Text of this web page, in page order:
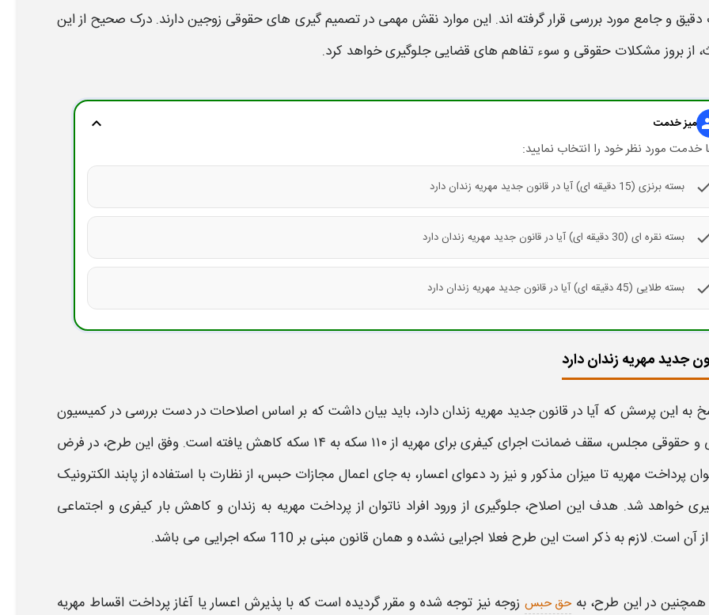
و جامع مورد بررسی قرار گرفته اند. این موارد نقش مهمی در تصمیم گیری های حقوقی زوجین دارند. درک صحیح از این
از بروز مشکلات حقوقی و سوء تفاهم های قضایی جلوگیری خواهد کرد.
میز خدمت expand_more
خدمت مورد نظر خود را انتخاب نمایید:
بسته برنزی (15 دقیقه ای) آیا در قانون جدید مهریه زندان دارد
بسته نقره ای (30 دقیقه ای) آیا در قانون جدید مهریه زندان دارد
بسته طلایی (45 دقیقه ای) آیا در قانون جدید مهریه زندان دارد
جدید مهریه زندان دارد
به این پرسش که آیا در قانون جدید مهریه زنداندارد، باید بیان داشت که بر اساس اصلاحات در دست بررسی در کمیسیون
و حقوقی مجلس، سقف ضمانت اجرای کیفری برای مهریه
از ۱۱۰ سکه به ۱۴ سکه کاهش یافته است. وفق این طرح، در فرض
پرداخت مهریهتا میزان مذکور و نیز رد دعوای اعسار، به جای اعمال مجازات حبس، از نظارت با استفاده از پابند الکترونیک
خواهد شد. هدف این اصلاح، جلوگیری از ورود افراد ناتوان از پرداخت مهریه به زندانو کاهش بار کیفری و اجتماعی
است. لازم به ذکر است این طرح فعلا اجرایی نشده و همان قانون مبنی بر 110 سکه اجرایی می باشد.
همچنین در این طرح، بهحق حبس زوجه نیز توجه شده و مقرر گردیده است که با پذیرش اعسار یا آغاز پرداخت اقساط مهریه